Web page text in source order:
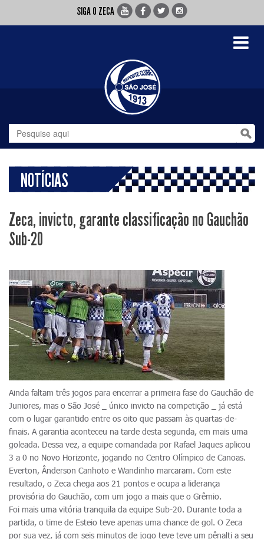
SIGA O ZECA
Toggle
NOTÍCIAS
Zeca, invicto, garante classificação no Gauchão
Sub-20
Ainda faltam três jogos para encerrar a primeira fase do Gauchão de
Juniores, mas o São José _ único invicto na competição _ já está
com o lugar garantido entre os oito que passam às quartas-de-
finais. A garantia aconteceu na tarde desta segunda, em mais uma
goleada. Dessa vez, a equipe comandada por Rafael Jaques aplicou
3 a 0 no Novo Horizonte, jogando no Centro Olímpico de Canoas.
Everton, Ânderson Canhoto e Wandinho marcaram. Com este
resultado, o Zeca chega aos 21 pontos e ocupa a liderança
provisória do Gauchão, com um jogo a mais que o Grêmio.
Foi mais uma vitória tranquila da equipe Sub-20. Durante toda a
partida, o time de Esteio teve apenas uma chance de gol. O Zeca
por sua vez, já com seis minutos de jogo teve teve um pênalti a seu